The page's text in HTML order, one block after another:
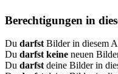
Berechtigungen in
Du darfst Bilder in diesem
Du darfst keine neuen
Du darfst deine Bilder in